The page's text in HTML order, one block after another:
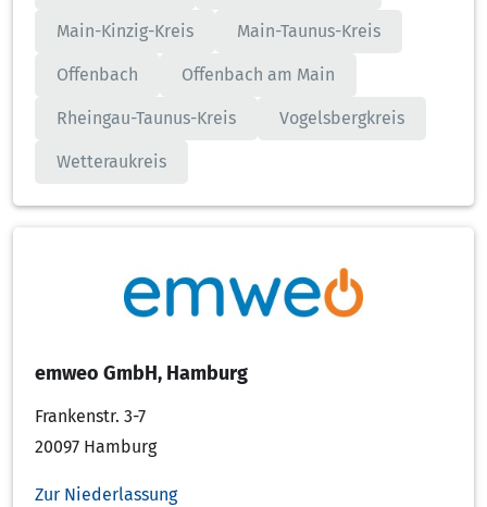
Main-Kinzig-Kreis Main-Taunus-Kreis
Offenbach Offenbach am Main
Rheingau-Taunus-Kreis Vogelsbergkreis
Wetteraukreis
emweo GmbH, Hamburg
Frankenstr. 3-7
20097 Hamburg
Zur Niederlassung